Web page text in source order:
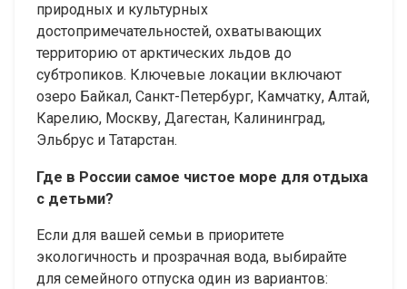
природных и культурных
достопримечательностей, охватывающих
территорию от арктических льдов до
субтропиков. Ключевые локации включают
озеро Байкал, Санкт-Петербург, Камчатку, Алтай,
Карелию, Москву, Дагестан, Калининград,
Эльбрус и Татарстан.
Где в России самое чистое море для отдыха
с детьми?
Если для вашей семьи в приоритете
экологичность и прозрачная вода, выбирайте
для семейного отпуска один из вариантов: